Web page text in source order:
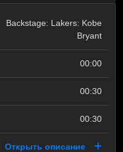
Backstage: Lakers: Kobe
Bryant
00:00
00:30
00:30
Открыть описание